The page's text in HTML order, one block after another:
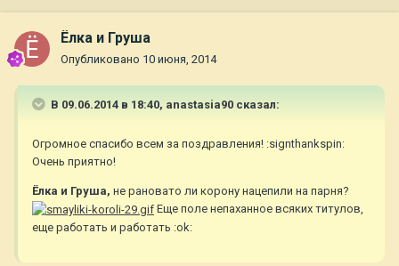
Ёлка и Груша
Опубликовано 10 июня, 2014
В 09.06.2014 в 18:40, anastasia90 сказал:
Огромное спасибо всем за поздравления! :signthankspin:
Очень приятно!
Ёлка и Груша, не рановато ли корону нацепили на парня?
Еще поле непаханное всяких титулов,
еще работать и работать :ok: